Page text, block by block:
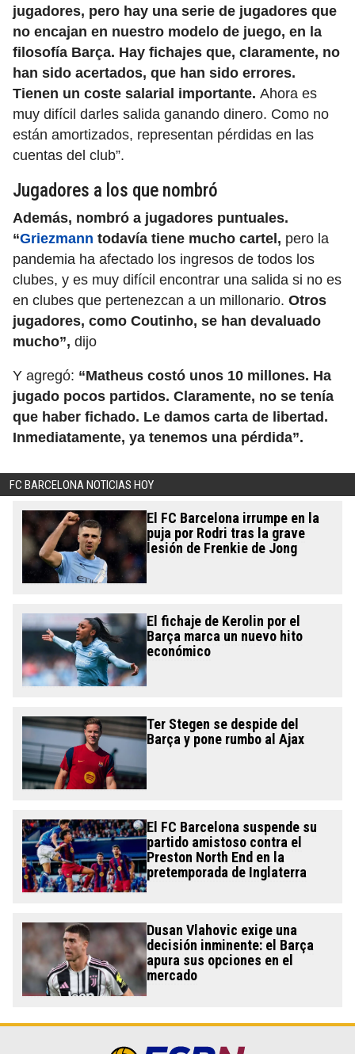
jugadores, pero hay una serie de jugadores que
no encajan en nuestro modelo de juego, en la
filosofía Barça. Hay fichajes que, claramente, no
han sido acertados, que han sido errores.
Tienen un coste salarial importante. Ahora es
muy difícil darles salida ganando dinero. Como no
están amortizados, representan pérdidas en las
cuentas del club”.
Jugadores a los que nombró
Además, nombró a jugadores puntuales.
“Griezmann todavía tiene mucho cartel, pero la
pandemia ha afectado los ingresos de todos los
clubes, y es muy difícil encontrar una salida si no es
en clubes que pertenezcan a un millonario. Otros
jugadores, como Coutinho, se han devaluado
mucho”, dijo
Y agregó: “Matheus costó unos 10 millones. Ha
jugado pocos partidos. Claramente, no se tenía
que haber fichado. Le damos carta de libertad.
Inmediatamente, ya tenemos una pérdida”.
FC BARCELONA NOTICIAS HOY
El FC Barcelona irrumpe en la
puja por Rodri tras la grave
lesión de Frenkie de Jong
El fichaje de Kerolin por el
Barça marca un nuevo hito
económico
Ter Stegen se despide del
Barça y pone rumbo al Ajax
El FC Barcelona suspende su
partido amistoso contra el
Preston North End en la
pretemporada de Inglaterra
Dusan Vlahovic exige una
decisión inminente: el Barça
apura sus opciones en el
mercado